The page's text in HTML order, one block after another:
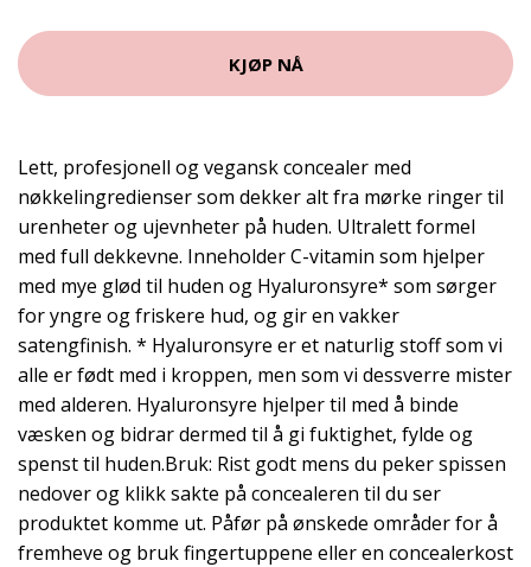
KJØP NÅ
Lett, profesjonell og vegansk concealer med
nøkkelingredienser som dekker alt fra mørke ringer til
urenheter og ujevnheter på huden. Ultralett formel
med full dekkevne. Inneholder C-vitamin som hjelper
med mye glød til huden og Hyaluronsyre* som sørger
for yngre og friskere hud, og gir en vakker
satengfinish. * Hyaluronsyre er et naturlig stoff som vi
alle er født med i kroppen, men som vi dessverre mister
med alderen. Hyaluronsyre hjelper til med å binde
væsken og bidrar dermed til å gi fuktighet, fylde og
spenst til huden.Bruk: Rist godt mens du peker spissen
nedover og klikk sakte på concealeren til du ser
produktet komme ut. Påfør på ønskede områder for å
fremheve og bruk fingertuppene eller en concealerkost